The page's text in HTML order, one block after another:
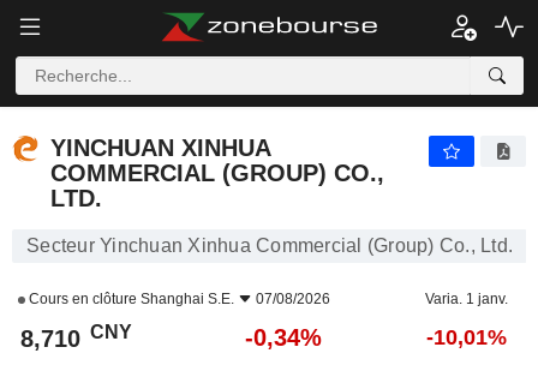
YINCHUAN XINHUA
COMMERCIAL (GROUP) CO.,
LTD.
Secteur Yinchuan Xinhua Commercial (Group) Co., Ltd.
Cours en clôture Shanghai S.E. 07/08/2026 Varia. 1 janv.
8,710 CNY -0,34% -10,01%